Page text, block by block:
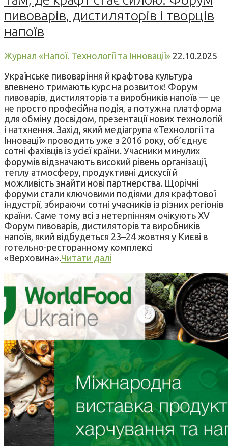
пивоварів, дистиляторів і творців
напоїв
Журнал «Напої. Технології та Інновації» 22.10.2025
Українське пивоваріння й крафтова культура
впевнено тримають курс на розвиток! Форум
пивоварів, дистиляторів та виробників напоїв — це
не просто професійна подія, а потужна платформа
для обміну досвідом, презентації нових технологій
і натхнення. Захід, який медіагрупа «Технології та
Інновації» проводить уже з 2016 року, об’єднує
сотні фахівців із усієї країни. Учасники минулих
форумів відзначають високий рівень організації,
теплу атмосферу, продуктивні дискусії й
можливість знайти нові партнерства. Щорічні
форуми стали ключовими подіями для крафтової
індустрії, збираючи сотні учасників із різних регіонів
країни. Саме тому всі з нетерпінням очікують XV
Форум пивоварів, дистиляторів та виробників
напоїв, який відбудеться 23–24 жовтня у Києві в
готельно-ресторанному комплексі
«Верховина».Читати далі